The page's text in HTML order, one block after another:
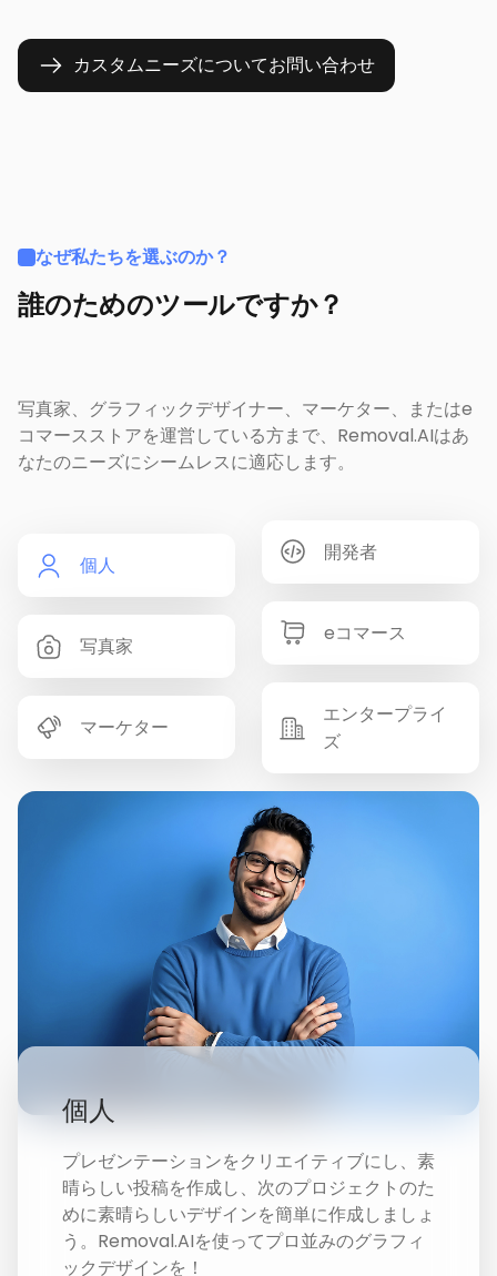
カスタムニーズについてお問い合わせ
なぜ私たちを選ぶのか？
誰のためのツールですか？
写真家、グラフィックデザイナー、マーケター、またはe
コマースストアを運営している方まで、Removal.AIはあ
なたのニーズにシームレスに適応します。
個人
写真家
マーケター
開発者
eコマース
エンタープライ
ズ
個人
プレゼンテーションをクリエイティブにし、素
晴らしい投稿を作成し、次のプロジェクトのた
めに素晴らしいデザインを簡単に作成しましょ
う。Removal.AIを使ってプロ並みのグラフィ
ックデザインを！